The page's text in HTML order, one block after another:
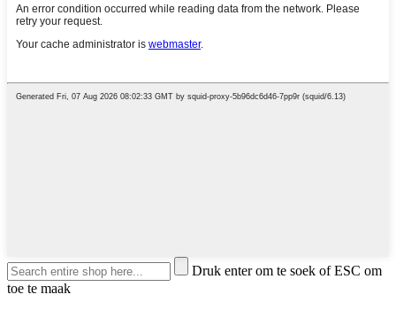
Druk enter om te soek of ESC om
toe te maak